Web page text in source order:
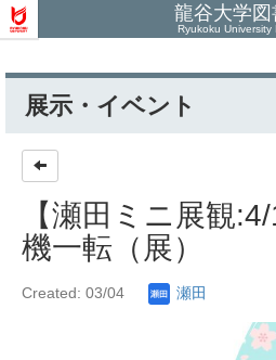
龍谷大学図
Ryukoku University
展示・イベント
【瀬田ミニ展観
機一転（展）
Created: 03/04 瀬田